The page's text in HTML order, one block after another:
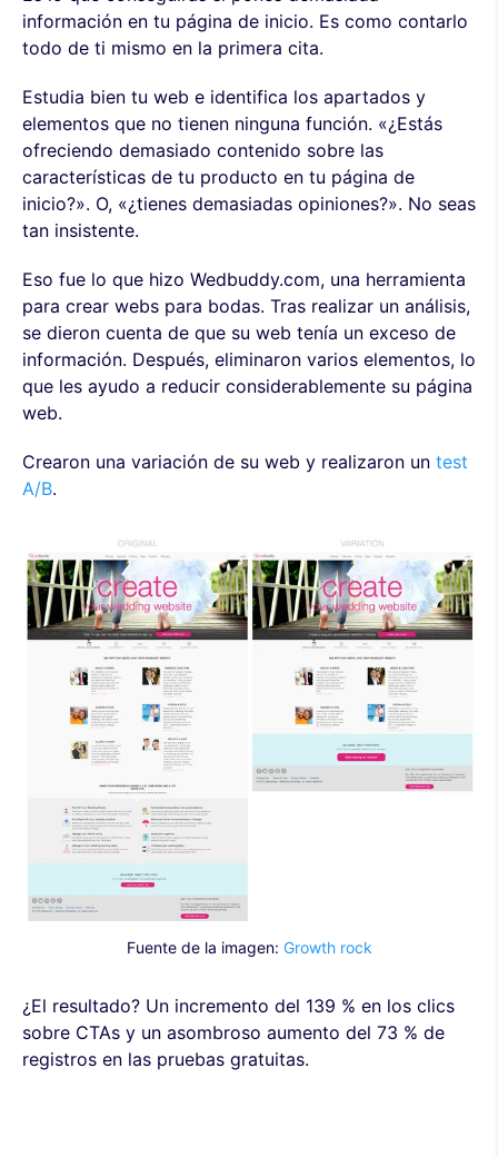
información en tu página de inicio. Es como contarlo
todo de ti mismo en la primera cita.
Estudia bien tu web e identifica los apartados y
elementos que no tienen ninguna función. «¿Estás
ofreciendo demasiado contenido sobre las
características de tu producto en tu página de
inicio?». O, «¿tienes demasiadas opiniones?». No seas
tan insistente.
Eso fue lo que hizo Wedbuddy.com, una herramienta
para crear webs para bodas. Tras realizar un análisis,
se dieron cuenta de que su web tenía un exceso de
información. Después, eliminaron varios elementos, lo
que les ayudo a reducir considerablemente su página
web.
Crearon una variación de su web y realizaron un test
A/B.
Fuente de la imagen: Growth rock
¿El resultado? Un incremento del 139 % en los clics
sobre CTAs y un asombroso aumento del 73 % de
registros en las pruebas gratuitas.